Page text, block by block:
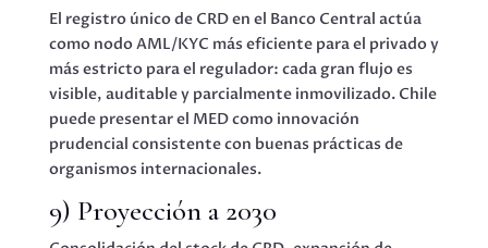
El registro único de CRD en el Banco Central actúa
como nodo AML/KYC más eficiente para el privado y
más estricto para el regulador: cada gran flujo es
visible, auditable y parcialmente inmovilizado. Chile
puede presentar el MED como innovación
prudencial consistente con buenas prácticas de
organismos internacionales.
9) Proyección a 2030